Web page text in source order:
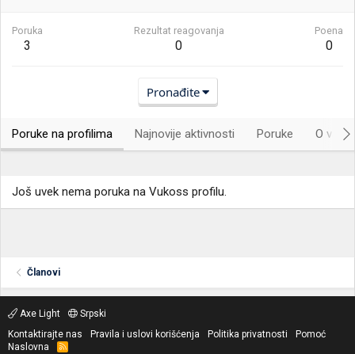
Poruka
3
Rezultat reagovanja
0
Poena
0
Pronađite
Poruke na profilima Najnovije aktivnosti Poruke O
Još uvek nema poruka na Vukoss profilu.
Članovi
Axe Light
Srpski
Kontaktirajte nas
Pravila i uslovi korišćenja Politika privatnosti
Pomoć
Naslovna
R